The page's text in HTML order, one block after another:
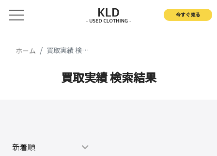
今すぐ売る
ホーム 買取実績 検索結果
買取実績 検索結果